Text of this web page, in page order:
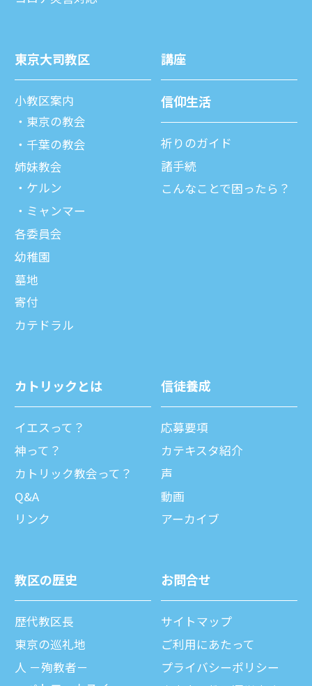
東京⼤司教区
⼩教区案内
東京の教会
千葉の教会
姉妹教会
ケルン
ミャンマー
各委員会
幼稚園
墓地
寄付
カテドラル
講座
信仰⽣活
祈りのガイド
諸⼿続
こんなことで困ったら？
カトリックとは
イエスって？
神って？
カトリック教会って？
Q&A
リンク
信徒養成
応募要項
カテキスタ紹介
声
動画
アーカイブ
教区の歴史
歴代教区⻑
東京の巡礼地
⼈ －殉教者－
お問合せ
サイトマップ
ご利⽤にあたって
プライバシーポリシー